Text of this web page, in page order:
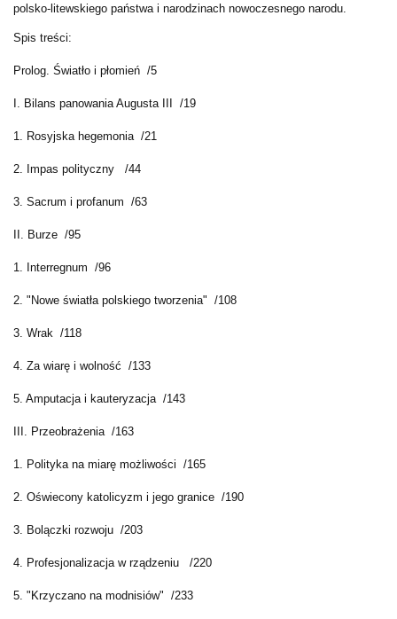
polsko-litewskiego państwa i narodzinach nowoczesnego narodu.
Spis treści:
Prolog. Światło i płomień /5
I. Bilans panowania Augusta III /19
1. Rosyjska hegemonia /21
2. Impas polityczny /44
3. Sacrum i profanum /63
II. Burze /95
1. Interregnum /96
2. "Nowe światła polskiego tworzenia" /108
3. Wrak /118
4. Za wiarę i wolność /133
5. Amputacja i kauteryzacja /143
III. Przeobrażenia /163
1. Polityka na miarę możliwości /165
2. Oświecony katolicyzm i jego granice /190
3. Bolączki rozwoju /203
4. Profesjonalizacja w rządzeniu /220
5. "Krzyczano na modnisiów" /233